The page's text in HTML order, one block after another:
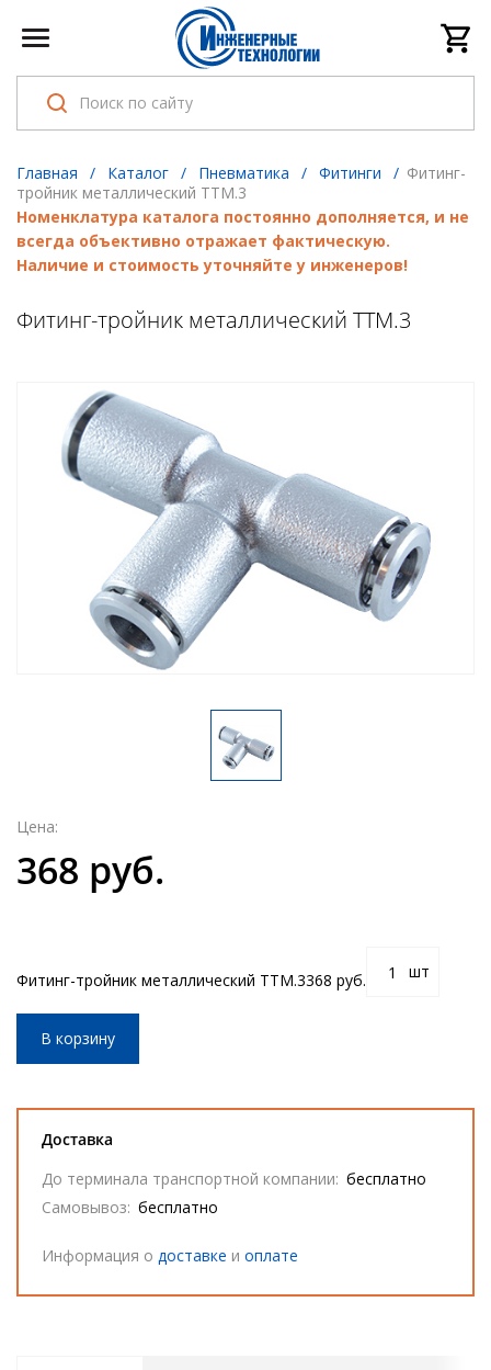
Главная / Каталог / Пневматика / Фитинги / Фитинг-
тройник металлический ТТМ.3
Номенклатура каталога постоянно дополняется, и не
всегда объективно отражает фактическую.
Наличие и стоимость уточняйте у инженеров!
Фитинг-тройник металлический ТТМ.3
Цена:
368 руб.
Фитинг-тройник металлический ТТМ.3368 руб. шт
В корзину
Доставка
До терминала транспортной компании: бесплатно
Самовывоз: бесплатно
Информация о доставке и оплате